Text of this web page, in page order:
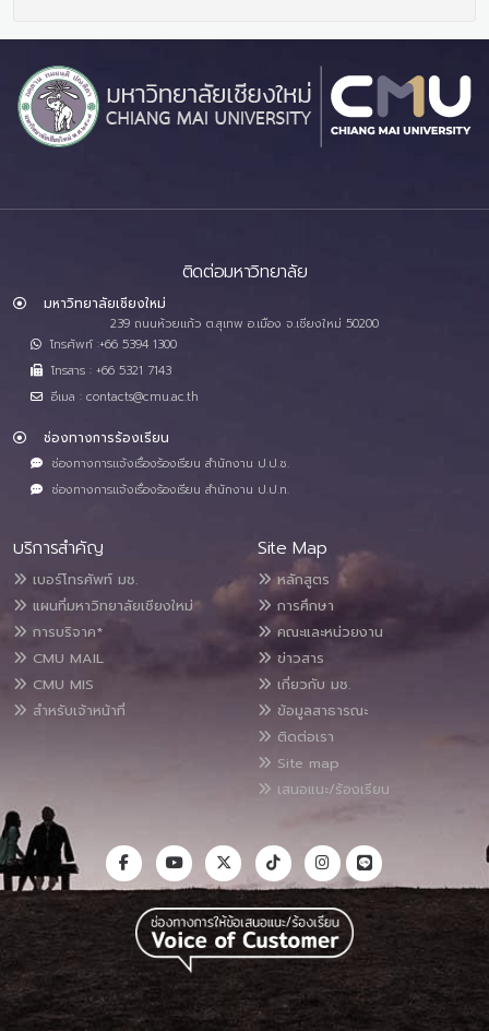
ติดต่อมหาวิทยาลัย
มหาวิทยาลัยเชียงใหม่
239 ถนนห้วยแก้ว ต.สุเทพ อ.เมือง จ.เชียงใหม่ 50200
โทรศัพท์ :+66 5394 1300
โทรสาร : +66 5321 7143
อีเมล : contacts@cmu.ac.th
ช่องทางการร้องเรียน
ช่องทางการแจ้งเรื่องร้องเรียน สำนักงาน ป.ป.ช.
ช่องทางการแจ้งเรื่องร้องเรียน สำนักงาน ป.ป.ท.
บริการสำคัญ
เบอร์โทรศัพท์ มช.
แผนที่มหาวิทยาลัยเชียงใหม่
การบริจาค*
CMU MAIL
CMU MIS
สำหรับเจ้าหน้าที่
Site Map
หลักสูตร
การศึกษา
คณะและหน่วยงาน
ข่าวสาร
เกี่ยวกับ มช.
ข้อมูลสาธารณะ
ติดต่อเรา
Site map
เสนอแนะ/ร้องเรียน